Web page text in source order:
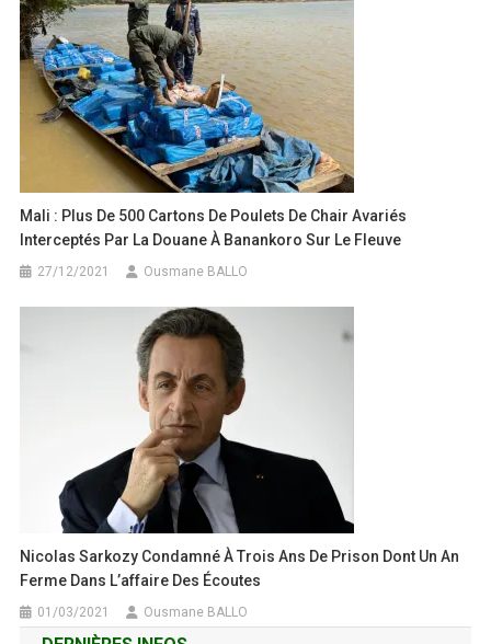
​Mali : Plus De 500 Cartons De Poulets De Chair Avariés
Interceptés Par La Douane À Banankoro Sur Le Fleuve
27/12/2021 Ousmane BALLO
Nicolas Sarkozy Condamné À Trois Ans De Prison Dont Un An
Ferme Dans L’affaire Des Écoutes
01/03/2021 Ousmane BALLO